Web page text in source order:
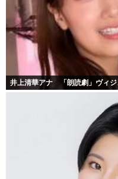
井上清華アナ 「朗読劇」ヴィジ